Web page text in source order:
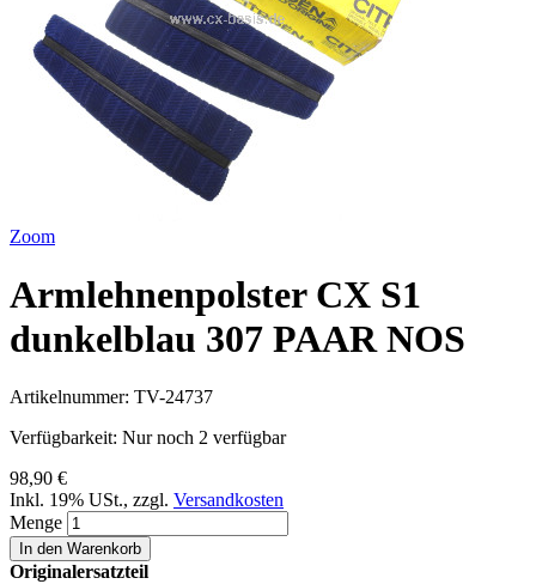
Zoom
Armlehnenpolster CX S1
dunkelblau 307 PAAR NOS
Artikelnummer: TV-24737
Verfügbarkeit: Nur noch 2 verfügbar
98,90 €
Inkl. 19% USt., zzgl. Versandkosten
Menge
In den Warenkorb
Originalersatzteil